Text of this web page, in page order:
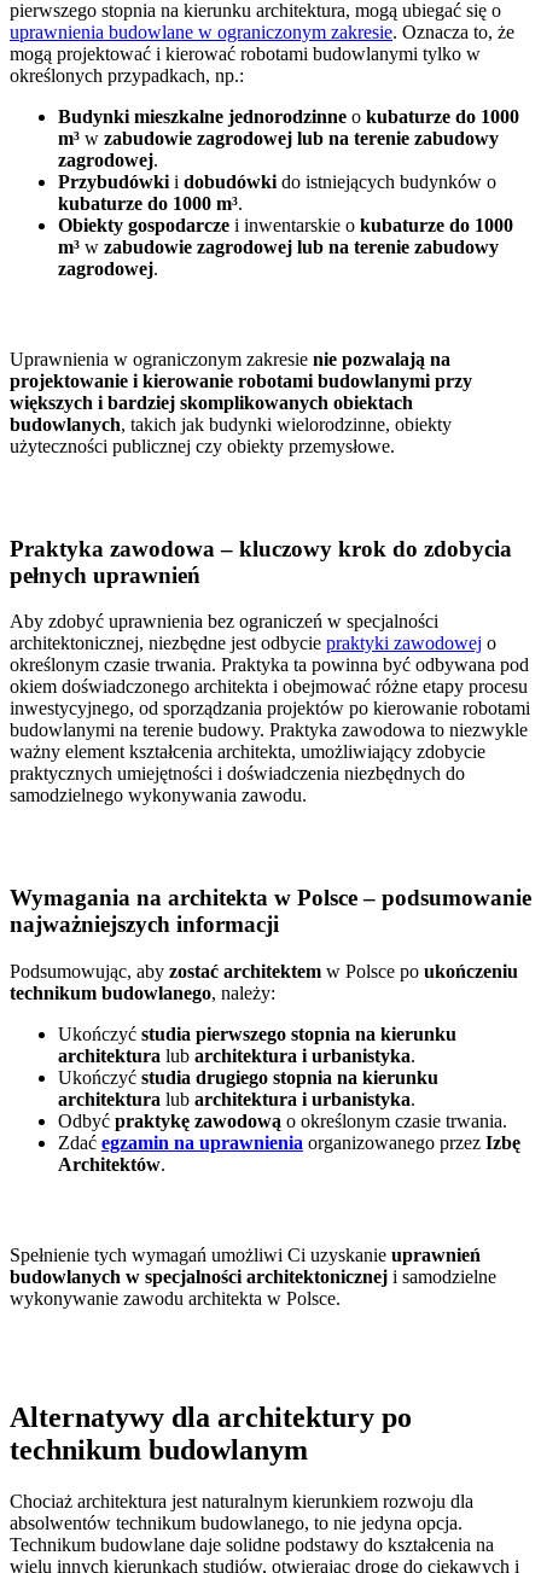
pierwszego stopnia na kierunku architektura, mogą ubiegać się o
uprawnienia budowlane w ograniczonym zakresie. Oznacza to, że
mogą projektować i kierować robotami budowlanymi tylko w
określonych przypadkach, np.:
Budynki mieszkalne jednorodzinne o kubaturze do 1000
m³ w zabudowie zagrodowej lub na terenie zabudowy
zagrodowej.
Przybudówki i dobudówki do istniejących budynków o
kubaturze do 1000 m³.
Obiekty gospodarcze i inwentarskie o kubaturze do 1000
m³ w zabudowie zagrodowej lub na terenie zabudowy
zagrodowej.
Uprawnienia w ograniczonym zakresie nie pozwalają na
projektowanie i kierowanie robotami budowlanymi przy
większych i bardziej skomplikowanych obiektach
budowlanych, takich jak budynki wielorodzinne, obiekty
użyteczności publicznej czy obiekty przemysłowe.
Praktyka zawodowa – kluczowy krok do zdobycia
pełnych uprawnień
Aby zdobyć uprawnienia bez ograniczeń w specjalności
architektonicznej, niezbędne jest odbycie praktyki zawodowej o
określonym czasie trwania. Praktyka ta powinna być odbywana pod
okiem doświadczonego architekta i obejmować różne etapy procesu
inwestycyjnego, od sporządzania projektów po kierowanie robotami
budowlanymi na terenie budowy. Praktyka zawodowa to niezwykle
ważny element kształcenia architekta, umożliwiający zdobycie
praktycznych umiejętności i doświadczenia niezbędnych do
samodzielnego wykonywania zawodu.
Wymagania na architekta w Polsce – podsumowanie
najważniejszych informacji
Podsumowując, aby zostać architektem w Polsce po ukończeniu
technikum budowlanego, należy:
Ukończyć studia pierwszego stopnia na kierunku
architektura lub architektura i urbanistyka.
Ukończyć studia drugiego stopnia na kierunku
architektura lub architektura i urbanistyka.
Odbyć praktykę zawodową o określonym czasie trwania.
Zdać egzamin na uprawnienia organizowanego przez Izbę
Architektów.
Spełnienie tych wymagań umożliwi Ci uzyskanie uprawnień
budowlanych w specjalności architektonicznej i samodzielne
wykonywanie zawodu architekta w Polsce.
Alternatywy dla architektury po
technikum budowlanym
Chociaż architektura jest naturalnym kierunkiem rozwoju dla
absolwentów technikum budowlanego, to nie jedyna opcja.
Technikum budowlane daje solidne podstawy do kształcenia na
wielu innych kierunkach studiów, otwierając drogę do ciekawych i